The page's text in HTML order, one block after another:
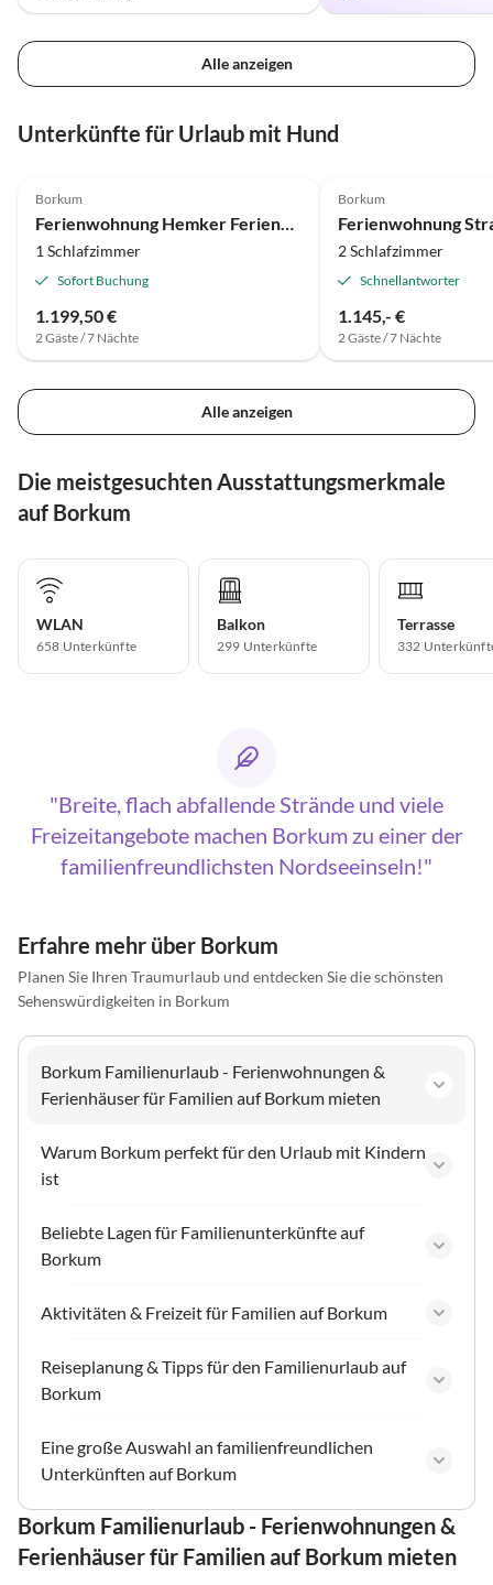
Alle anzeigen
Unterkünfte für Urlaub mit Hund
Borkum
Ferienwohnung Hemker Ferienhaus Upholmstr.
1 Schlafzimmer
Sofort Buchung
1.199,50 €
2 Gäste / 7 Nächte
Borkum
2 Schlafzimmer
Schnellantworter
1.145,- €
2 Gäste / 7 Nächte
Alle anzeigen
Die meistgesuchten Ausstattungsmerkmale
auf Borkum
WLAN
658 Unterkünfte
Balkon
299 Unterkünfte
Terrasse
332
Breite, flach abfallende Strände und viele
Freizeitangebote machen Borkum zu einer der
familienfreundlichsten Nordseeinseln!
Erfahre mehr über Borkum
Planen Sie Ihren Traumurlaub und entdecken Sie die schönsten
Sehenswürdigkeiten in Borkum
Borkum Familienurlaub - Ferienwohnungen &
Ferienhäuser für Familien auf Borkum mieten
Warum Borkum perfekt für den Urlaub mit Kindern
ist
Beliebte Lagen für Familienunterkünfte auf
Borkum
Aktivitäten & Freizeit für Familien auf Borkum
Reiseplanung & Tipps für den Familienurlaub auf
Borkum
Eine große Auswahl an familienfreundlichen
Unterkünften auf Borkum
Borkum Familienurlaub - Ferienwohnungen &
Ferienhäuser für Familien auf Borkum mieten